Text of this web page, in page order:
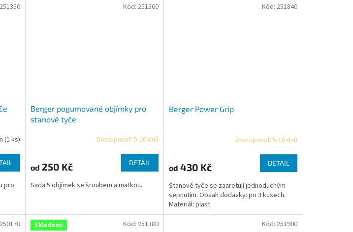
(1 ks)
pro
251350
Berger pogumované objímky pro
stanové tyče
Dostupnost: 5-10 dnů
od 250 Kč DETAIL
Sada 5 objímek se šroubem a matkou.
Kód: 251560
Berger Power Grip
Dostupnost: 5-10 dnů
od 430 Kč DETAIL
Stanové tyče se zaaretují jednoduchým
sepnutím. Obsah dodávky: po 3 kusech.
Materiál: plast.
Kód: 251840
250170 Skladem! Kód: 251380 Kód: 251900